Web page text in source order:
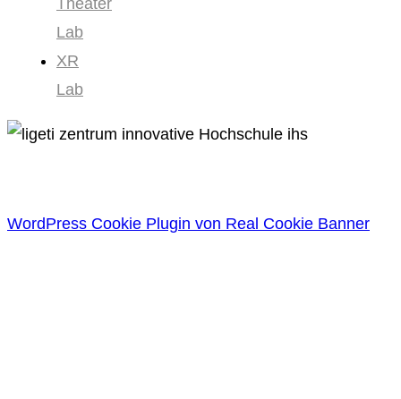
Theater
Lab
XR
Lab
WordPress Cookie Plugin von Real Cookie Banner